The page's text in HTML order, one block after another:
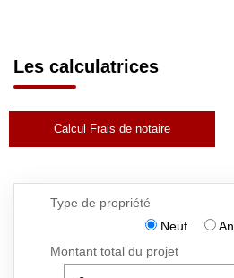
Les calculatrices
Calcul Frais de notaire